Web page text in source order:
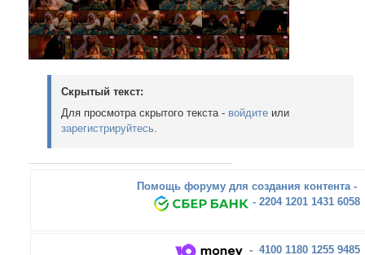
Скрытый текст:
Для просмотра скрытого текста - войдите или
зарегистрируйтесь
Помощь форуму для создания контента -
- 2204 1201 1431 6058
- 4100 1180 1255 9485